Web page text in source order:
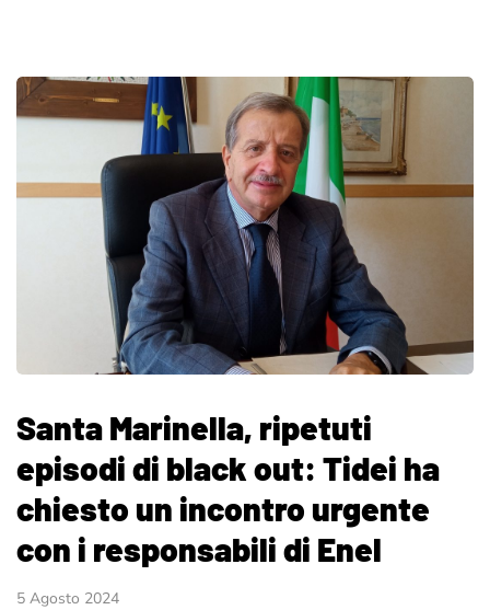
Santa Marinella, ripetuti
episodi di black out: Tidei ha
chiesto un incontro urgente
con i responsabili di Enel
5 Agosto 2024